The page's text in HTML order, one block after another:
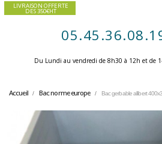
LIVRAISON OFFERTE
DES 350€HT
Du Lundi au vendredi de 8h30 à 12h et de
Accueil Bac norme europe Bac gerbable allibert